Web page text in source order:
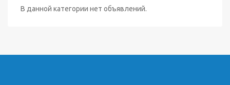
В данной категории нет объявлений.